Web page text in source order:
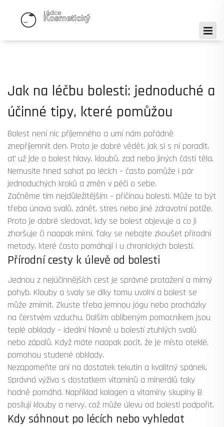
Jak na léčbu bolesti: jednoduché a
účinné tipy, které pomůžou
Bolest není nic příjemného a umí nám pořádně
znepříjemnit den. Proto je dobré vědět, jak si s ní poradit,
ať už jde o bolest hlavy, kloubů, zad nebo jiných částí těla.
Nemusíte hned sahat po lécích – často pomůže i pár
jednoduchých kroků a změn v péči o sebe.
Začněme tím nejdůležitějším – příčinou bolesti. Může to být
třeba únava svalů, zánět, stres nebo jiné zdravotní potíže.
Proto je dobré sledovat, kdy se bolest objevuje a co ji
zhoršuje či naopak mírní. Taky se nebojte zkoušet přírodní
metody, které často pomáhají i u chronických bolestí.
Přírodní cesty k úlevě od bolesti
Jednou z nejúčinnějších cest je správné protažení a mírný
pohyb. Klouby a svaly se díky tomu uvolní a bolest se
může zmírnit. Zkuste třeba jemnou jógu nebo procházky
na čerstvém vzduchu. Dalším oblíbeným pomocníkem jsou
teplé obklady – ideální hlavně u bolestí ztuhlých svalů
nebo zápalů. Když máte naopak pocit, že je místo oteklé,
pomohou studené obklady.
Nezapomeňte ani na dostatek tekutin a kvalitný spánek.
Správná výživa s dostatkem vitamínů a minerálů taky
hodně pomáhá. Například kolagen a vitamíny skupiny B
posilují klouby a nervy, což může úlevu od bolesti podpořit.
Kdy sáhnout po lécích nebo vyhledat